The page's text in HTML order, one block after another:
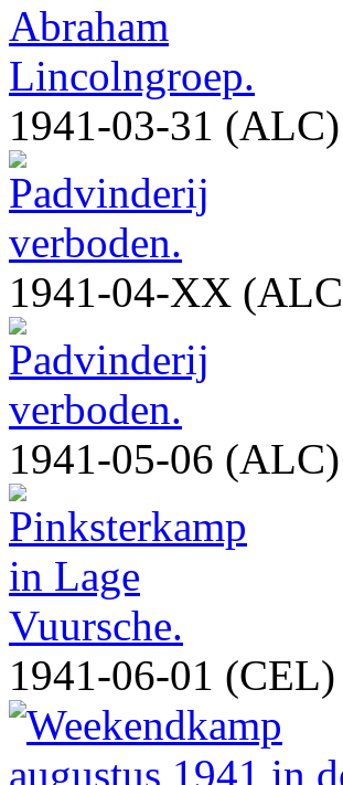
1941-03-31 (ALC)
1941-04-XX
1941-05-06 (ALC)
1941-06-01 (CEL)